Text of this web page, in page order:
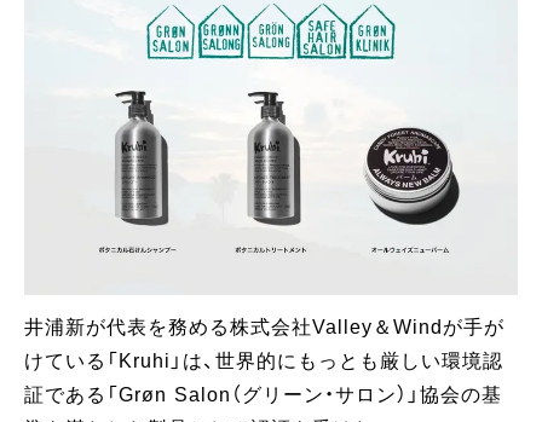
井浦新が代表を務める株式会社Valley＆Windが手が
けている「Kruhi」は、世界的にもっとも厳しい環境認
証である「Grøn Salon（グリーン・サロン）」協会の基